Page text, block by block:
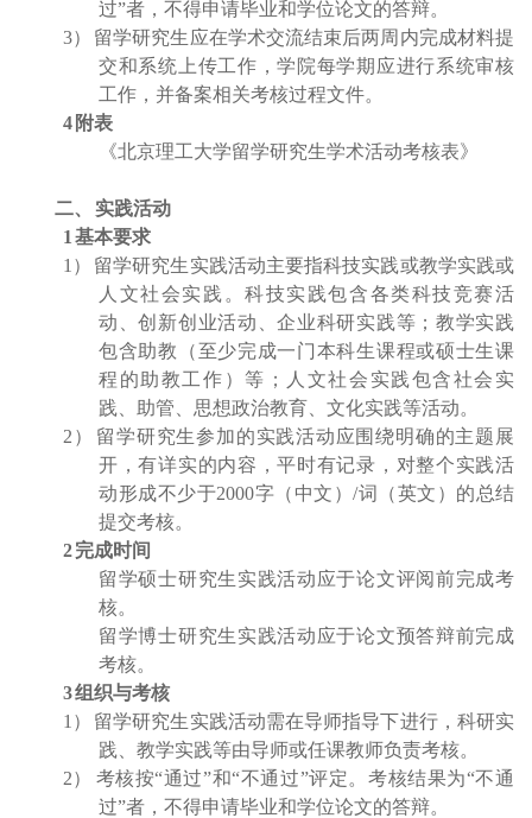
过”者，不得申请毕业和学位论文的答辩。
3）
留学研究生应在学术交流结束后两周内完成材料提
交和系统上传工作，学院每学期应进行系统审核
工作，并备案相关考核过程文件。
4 附表
《北京理工大学留学研究生学术活动考核表》
二、
实践活动
1 基本要求
1 ）
留学研究生实践活动主要指科技实践或教学实践或
人文社会实践。科技实践包含各类科技竞赛活
动、创新创业活动、企业科研实践等；教学实践
包含助教（至少完成一门本科生课程或硕士生课
程的助教工作）等；人文社会实践包含社会实
践、助管、思想政治教育、文化实践等活动。
2 ）
留学研究生参加的实践活动应围绕明确的主题展
开，有详实的内容，平时有记录，对整个实践活
动形成不少于2000字（中文）/词（英文）的总结
提交考核。
2完成时间
留学硕士研究生实践活动应于论文评阅前完成考
核。
留学博士研究生实践活动应于论文预答辩前完成
考核。
3组织与考核
1 ）
留学研究生实践活动需在导师指导下进行，科研实
践、教学实践等由导师或任课教师负责考核。
2）
考核按“通过”和“不通过”评定。考核结果为“不通
过”者，不得申请毕业和学位论文的答辩。